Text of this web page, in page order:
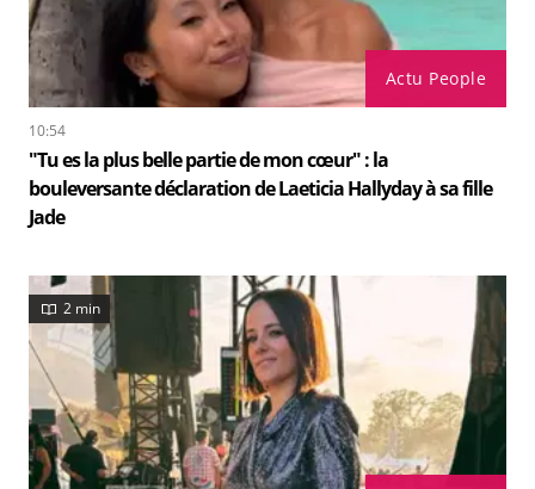
Actu People
10:54
"Tu es la plus belle partie de mon cœur" : la
bouleversante déclaration de Laeticia Hallyday à sa fille
Jade
2 min